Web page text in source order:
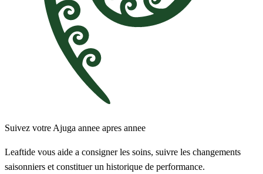
Suivez votre Ajuga annee apres annee
Leaftide vous aide a consigner les soins, suivre les changements
saisonniers et constituer un historique de performance.